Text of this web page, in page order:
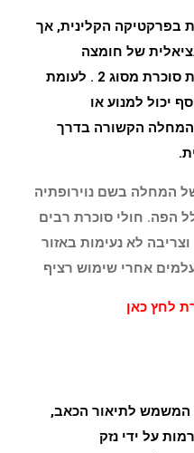
בפרקטיקה הקלינית, אך
של חומצה
סוכרת מסוג 2
. לעומת
יכול למנוע או
המחלה הקשורה בדרך
המחלה בשם נוירופתיה
הפה. חולי סוכרת רבים
לא נעימות באזור
אחרי שימוש רציף
לחץ כאן
המשמש לתיאור הכאב,
על ידי נזק